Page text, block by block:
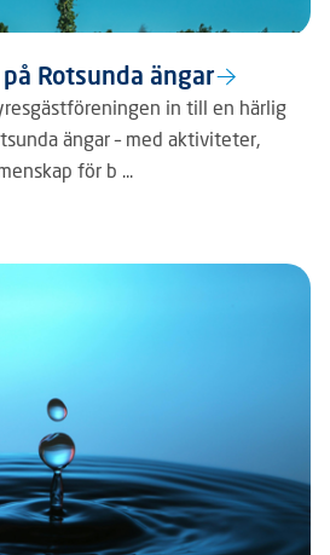
Rotsunda ängar
in till en härlig
ängar – med aktiviteter,
för b ...